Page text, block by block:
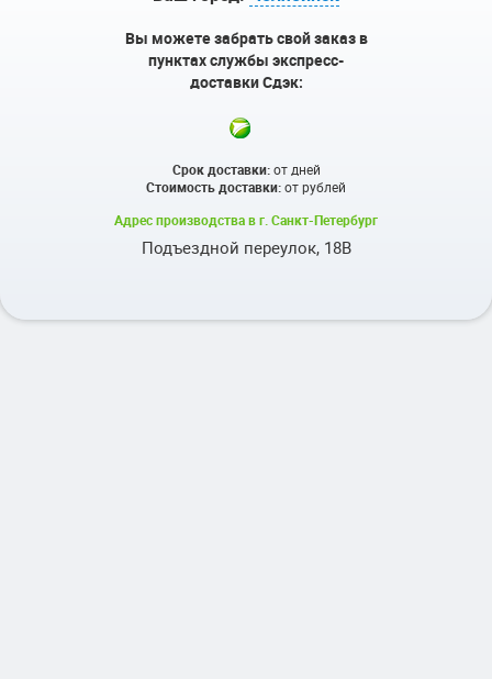
Вы можете забрать свой заказ в
пунктах службы экспресс-
доставки Сдэк:
Срок доставки:от дней
Стоимость доставки:отрублей
Адрес производства в г. Санкт-Петербург
Подъездной переулок, 18В